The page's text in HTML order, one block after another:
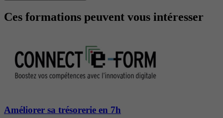
Ces formations peuvent vous intéresser
Améliorer sa trésorerie en 7h